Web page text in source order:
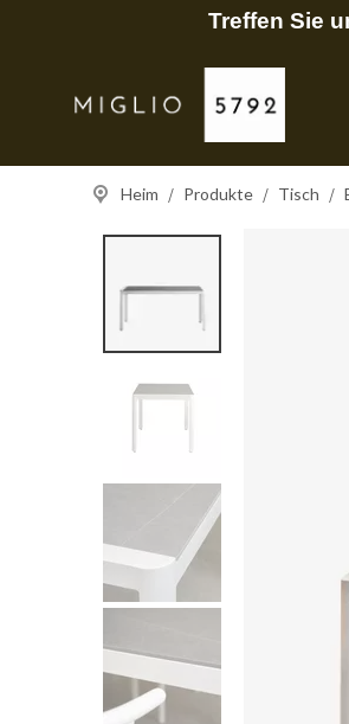
Treffen Sie
Heim / Produkte / Tisch /